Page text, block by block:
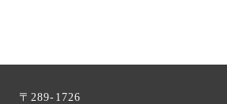
〒289-1726